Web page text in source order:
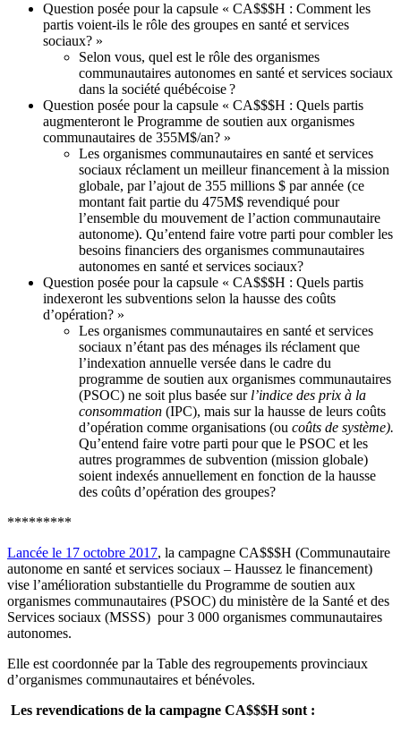
Question posée pour la capsule « CA$$$H : Comment les
partis voient-ils le rôle des groupes en santé et services
sociaux? »
Selon vous, quel est le rôle des organismes
communautaires autonomes en santé et services sociaux
dans la société québécoise ?
Question posée pour la capsule « CA$$$H : Quels partis
augmenteront le Programme de soutien aux organismes
communautaires de 355M$/an? »
Les organismes communautaires en santé et services
sociaux réclament un meilleur financement à la mission
globale, par l’ajout de 355 millions $ par année (ce
montant fait partie du 475M$ revendiqué pour
l’ensemble du mouvement de l’action communautaire
autonome). Qu’entend faire votre parti pour combler les
besoins financiers des organismes communautaires
autonomes en santé et services sociaux?
Question posée pour la capsule « CA$$$H : Quels partis
indexeront les subventions selon la hausse des coûts
d’opération? »
Les organismes communautaires en santé et services
sociaux n’étant pas des ménages ils réclament que
l’indexation annuelle versée dans le cadre du
programme de soutien aux organismes communautaires
(PSOC) ne soit plus basée sur l’indice des prix à la
consommation (IPC), mais sur la hausse de leurs coûts
d’opération comme organisations (ou coûts de système).
Qu’entend faire votre parti pour que le PSOC et les
autres programmes de subvention (mission globale)
soient indexés annuellement en fonction de la hausse
des coûts d’opération des groupes?
*********
Lancée le 17 octobre 2017, la campagne CA$$$H (Communautaire
autonome en santé et services sociaux – Haussez le financement)
vise l’amélioration substantielle du Programme de soutien aux
organismes communautaires (PSOC) du ministère de la Santé et des
Services sociaux (MSSS) pour 3 000 organismes communautaires
autonomes.
Elle est coordonnée par la Table des regroupements provinciaux
d’organismes communautaires et bénévoles.
Les revendications de la campagne CA$$$H sont :